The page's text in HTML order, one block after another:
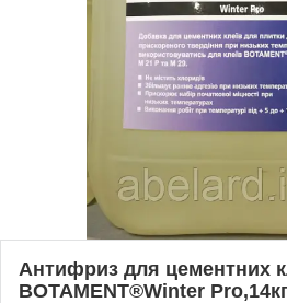
Антифриз для цементних
BOTAMENT®Winter Pro,14кг